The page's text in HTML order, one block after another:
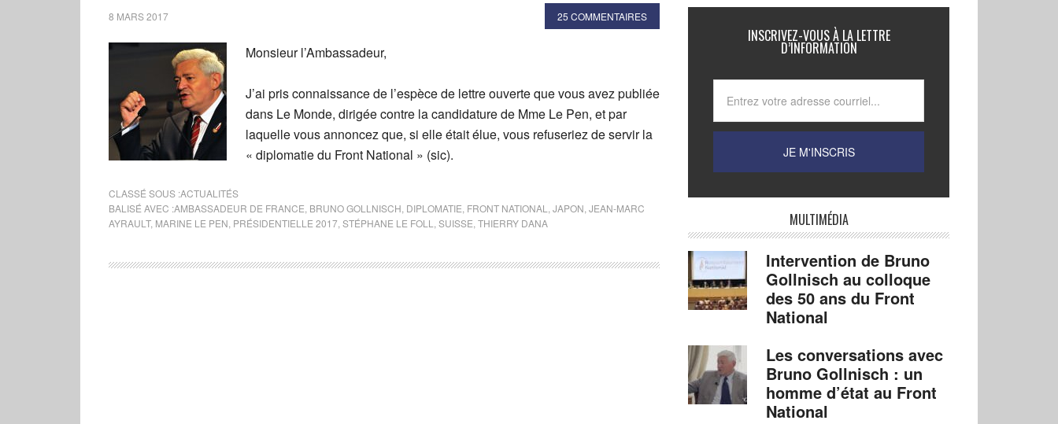
8 MARS 2017 25 COMMENTAIRES
Monsieur l’Ambassadeur,
J’ai pris connaissance de l’espèce de lettre ouverte que vous avez publiée
dans Le Monde, dirigée contre la candidature de Mme Le Pen, et par
laquelle vous annoncez que, si elle était élue, vous refuseriez de servir la
« diplomatie du Front National » (sic).
CLASSÉ SOUS :ACTUALITÉS
BALISÉ AVEC :AMBASSADEUR DE FRANCE BRUNO GOLLNISCH DIPLOMATIE FRONT NATIONAL JAPON JEAN-MARC
AYRAULT, MARINE LE PEN PRÉSIDENTIELLE 2017 STÉPHANE LE FOLL SUISSE THIERRY DANA
INSCRIVEZ-VOUS À LA LETTRE
D’INFORMATION
MULTIMÉDIA
Intervention de Bruno
Gollnisch au colloque
des 50 ans du Front
National
Les conversations avec
Bruno Gollnisch : un
homme d’état au Front
National